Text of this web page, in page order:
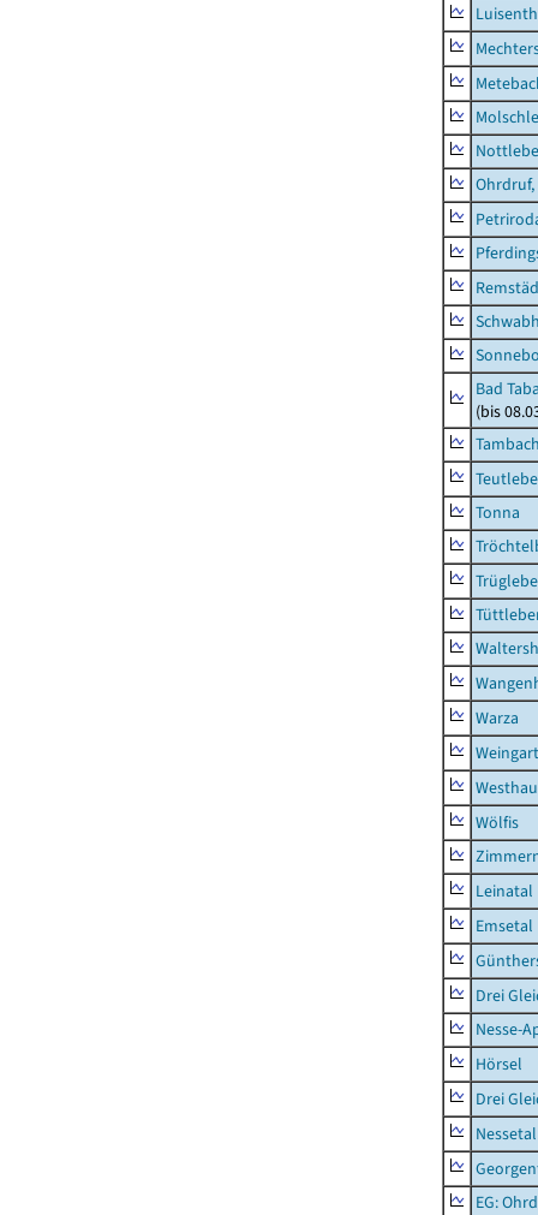
Bad
(bis
Tonna
Warza
Wölfis
Leinatal
Emsetal
Drei
Nesse-
Hörsel
Drei
Nessetal
EG: